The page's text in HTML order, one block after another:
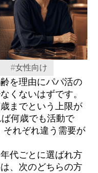
#女性向け
を理由にパパ活の
くないはずです。
までという上限が
何歳でも活動で
それぞれ違う需要が
代ごとに選ばれ方
、次のどちらの方